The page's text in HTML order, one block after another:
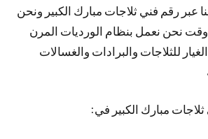
عبر رقم فني ثلاجات مبارك الكبير ونحن
نحن نعمل بنظام الورديات المرن
للثلاجات والبرادات والغسالات
مبارك الكبير في: